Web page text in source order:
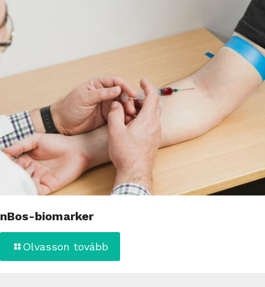
nBos-biomarker
Olvasson tovább